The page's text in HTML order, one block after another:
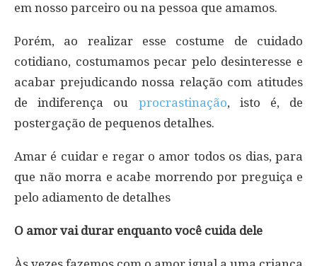
em nosso parceiro ou na pessoa que amamos.
Porém, ao realizar esse costume de cuidado
cotidiano, costumamos pecar pelo desinteresse e
acabar prejudicando nossa relação com atitudes
de indiferença ou procrastinação, isto é, de
postergação de pequenos detalhes.
Amar é cuidar e regar o amor todos os dias, para
que não morra e acabe morrendo por preguiça e
pelo adiamento de detalhes
O amor vai durar enquanto você cuida dele